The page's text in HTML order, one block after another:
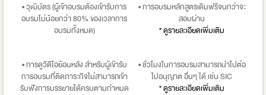
• วุฒิบัตร (ผู้เข้าอบรมต้องเข้ารับการ
อบรมไม่น้อยกว่า 80% ของเวลาการ
อบรมทั้งหมด)
• การอบรมหลักสูตรเดิมฟรีจนกว่าจะ
สอบผ่าน
* ดูรายละเอียดเพิ่มเติม
• การดูวีดีโอย้อนหลัง สำหรับผู้เข้ารับ
การอบรมที่ติดภาระกิจไม่สามารถเข้า
รับฟังการบรรยายได้ครบตามกำหนด
• ชั่วโมงในการอบรมสามารถนำไปต่อ
ไปอนุญาต อื่นๆ ได้ เช่น SIC
* ดูรายละเอียดเพิ่มเติม